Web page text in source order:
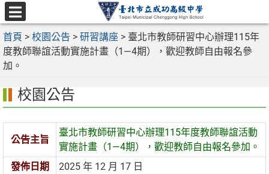
跳
至
主
要
內
選
單
首頁 > 校園公告 > 研習講座 > 臺北市教師研習中心辦理115年
度教師聯誼活動實施計畫（1—4期），歡迎教師自由報名參
加。
校園公告
公告主旨
臺北市教師研習中心辦理115年度教師聯誼活動
實施計畫（1—4期），歡迎教師自由報名參加。
發佈日期
2025 年 12 月 17 日